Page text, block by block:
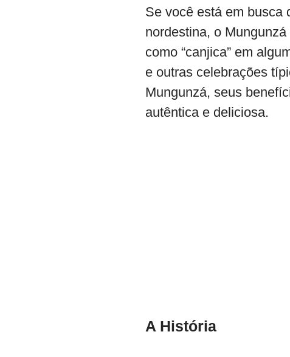
Se você está em busca
nordestina, o
como “canjica” em
e outras celebrações
Mungunzá, seus
autêntica e deliciosa.
A História